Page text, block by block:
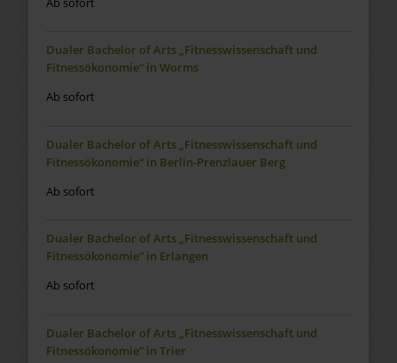
Dualer Bachelor of Arts „Fitnesswissenschaft und
Fitnessökonomie“ in Worms
Ab sofort
Dualer Bachelor of Arts „Fitnesswissenschaft und
Fitnessökonomie“ in Berlin-Prenzlauer Berg
Ab sofort
Dualer Bachelor of Arts „Fitnesswissenschaft und
Fitnessökonomie“ in Erlangen
Ab sofort
Dualer Bachelor of Arts „Fitnesswissenschaft und
Fitnessökonomie“ in Trier